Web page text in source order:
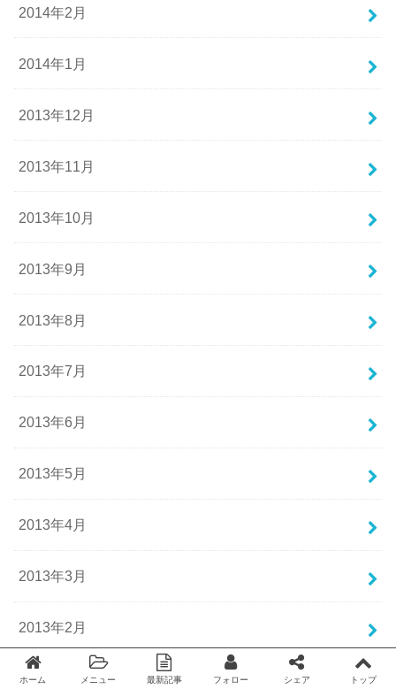
2014年2月
2014年1月
2013年12月
2013年11月
2013年10月
2013年9月
2013年8月
2013年7月
2013年6月
2013年5月
2013年4月
2013年3月
2013年2月
2013年1月
ホーム メニュー 最新記事 フォロー シェア トップ
Twitter facebook